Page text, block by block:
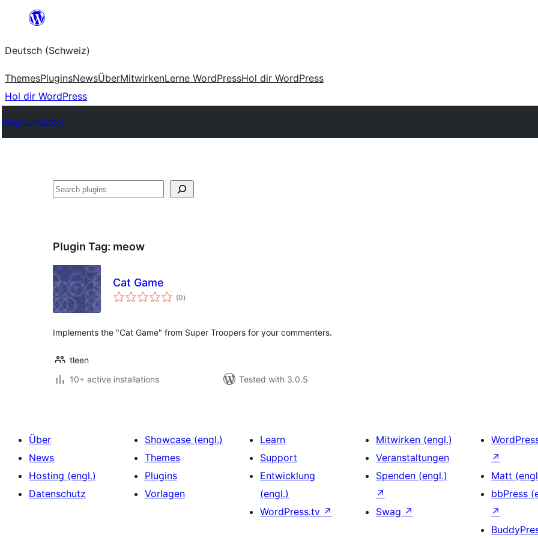
springen
Deutsch (Schweiz)
ThemesPluginsNewsÜberMitwirkenLerne WordPressHol dir WordPress
Hol dir WordPress
Plugin Directory
Suchen
Plugin Tag: meow
Cat Game
(0total
ratings
)
Implements the "Cat Game" from Super Troopers for your commenters.
tleen
10+ active installations
Tested with 3.0.5
Über
News
Hosting (engl.)
Datenschutz
Showcase (engl.)
Themes
Plugins
Vorlagen
Learn
Support
Entwicklung
(engl.)
WordPress.tv ↗
Mitwirken (engl.)
Veranstaltungen
Spenden (engl.)
↗
Swag ↗
↗
Matt
bbPress
↗